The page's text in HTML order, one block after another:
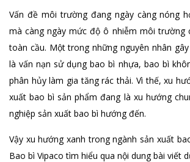
Vấn đề môi trường đang ngày càng nóng
mà càng ngày mức độ ô nhiễm môi trường
toàn cầu. Một trong những nguyên nhân
là vấn nạn sử dụng bao bì nhựa, bao bì
phân hủy làm gia tăng rác thải. Vì thế, xu
xuất bao bì sản phẩm đang là xu hướng
nghiệp sản xuất bao bì hướng đến.
Vậy xu hướng xanh trong ngành sản xuất
Bao bì Vipaco tìm hiểu qua nội dung bài viết